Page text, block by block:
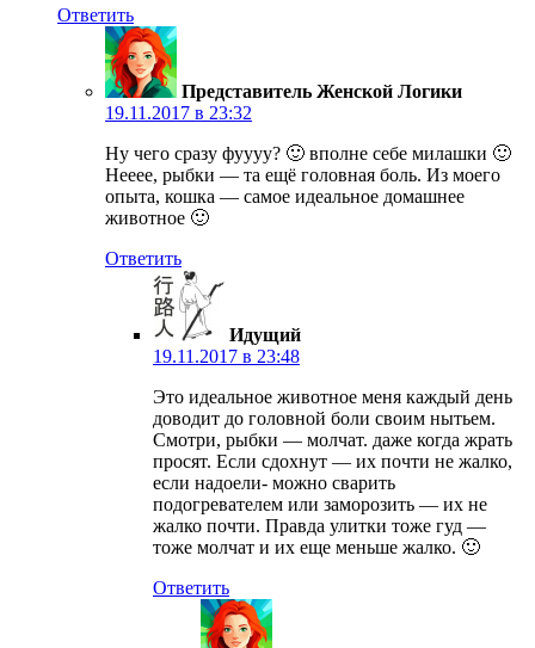
Ответить
Представитель Женской Логики
19.11.2017 в 23:32
Ну чего сразу фуууу? 🙂 вполне себе милашки 🙂
Нееее, рыбки — та ещё головная боль. Из моего
опыта, кошка — самое идеальное домашнее
животное 🙂
Ответить
Идущий
19.11.2017 в 23:48
Это идеальное животное меня каждый день
доводит до головной боли своим нытьем.
Смотри, рыбки — молчат. даже когда жрать
просят. Если сдохнут — их почти не жалко,
если надоели- можно сварить
подогревателем или заморозить — их не
жалко почти. Правда улитки тоже гуд —
тоже молчат и их еще меньше жалко. 🙂
Ответить